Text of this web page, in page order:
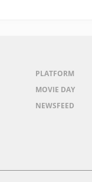
PLATFORM
MOVIE DAY
NEWSFEED